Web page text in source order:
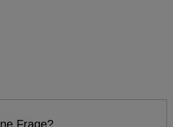
Frage?